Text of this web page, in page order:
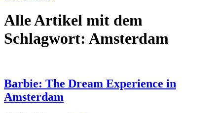
Alle Artikel mit dem
Schlagwort: Amsterdam
Barbie: The Dream Experience in
Amsterdam